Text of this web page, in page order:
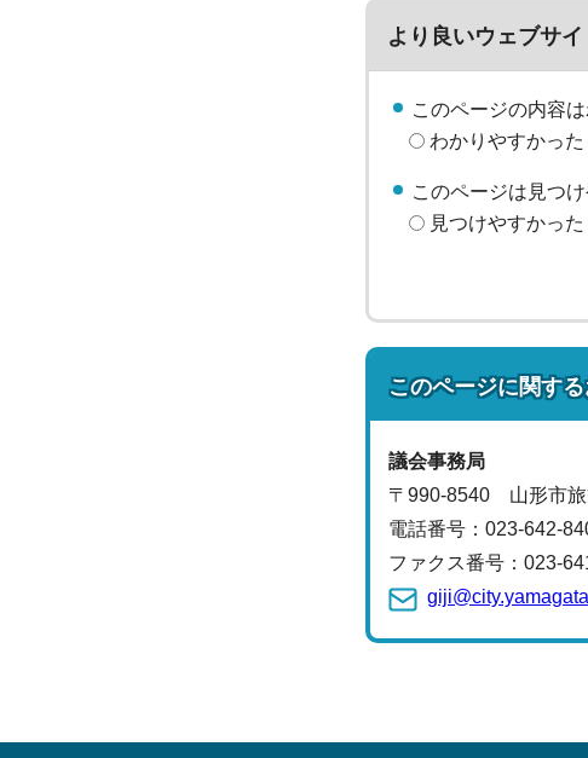
より良いウェブサ
このページの内容
わかりやすかった
このページは見つ
見つけやすかった
このページに関する
議会事務局
〒990-8540 山形市旅
電話番号： 023-642-
ファクス番号：023-